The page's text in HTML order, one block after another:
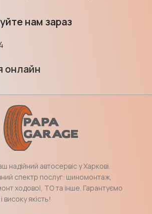
нам зараз
онлайн
надійний автосервіс у Харкові.
спектр послуг: шиномонтаж,
ходової, ТО та інше. Гарантуємо
високу якість!